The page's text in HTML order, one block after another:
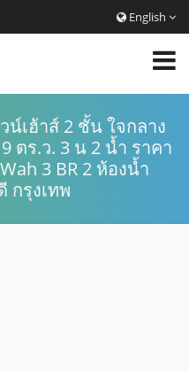
English
น์เฮ้าส์ 2 ชั้น ใจกลาง
ตร.ว. 3 น 2 น้ำ ราคา
3 BR 2 ห้องน้ำ
กรุงเทพ